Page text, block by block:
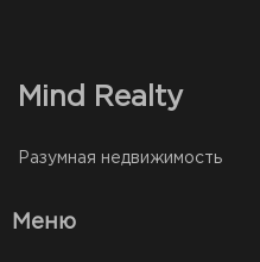
Mind Realty
Разумная недвижимость
Меню